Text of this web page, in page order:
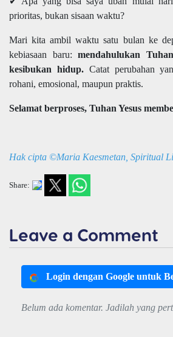
prioritas, bukan sisaan waktu?
Mari kita ambil waktu satu bulan ke
kebiasaan baru: mendahulukan
kesibukan hidup. Catat perubahan
rohani, emosional, maupun praktis.
Selamat berproses, Tuhan Yesus
Hak cipta ©Maria Kaesmetan, Spiritual
Share:
Leave a Comment
Login dengan Google untuk
Belum ada komentar. Jadilah yang